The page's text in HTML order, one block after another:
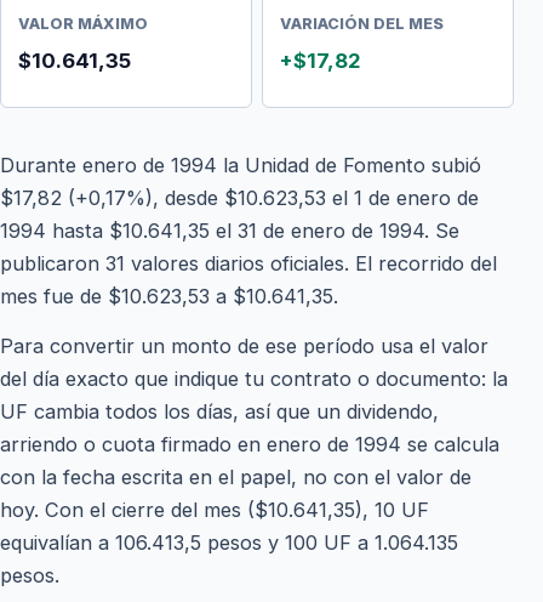
VALOR MÁXIMO
$10.641,35
VARIACIÓN DEL MES
+$17,82
Durante enero de 1994 la Unidad de Fomento subió
$17,82 (+0,17%), desde $10.623,53 el 1 de enero de
1994 hasta $10.641,35 el 31 de enero de 1994. Se
publicaron 31 valores diarios oficiales. El recorrido del
mes fue de $10.623,53 a $10.641,35.
Para convertir un monto de ese período usa el valor
del día exacto que indique tu contrato o documento: la
UF cambia todos los días, así que un dividendo,
arriendo o cuota firmado en enero de 1994 se calcula
con la fecha escrita en el papel, no con el valor de
hoy. Con el cierre del mes ($10.641,35), 10 UF
equivalían a 106.413,5 pesos y 100 UF a 1.064.135
pesos.